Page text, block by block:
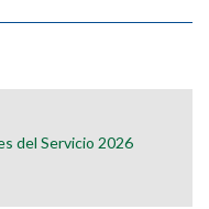
del Servicio 2026